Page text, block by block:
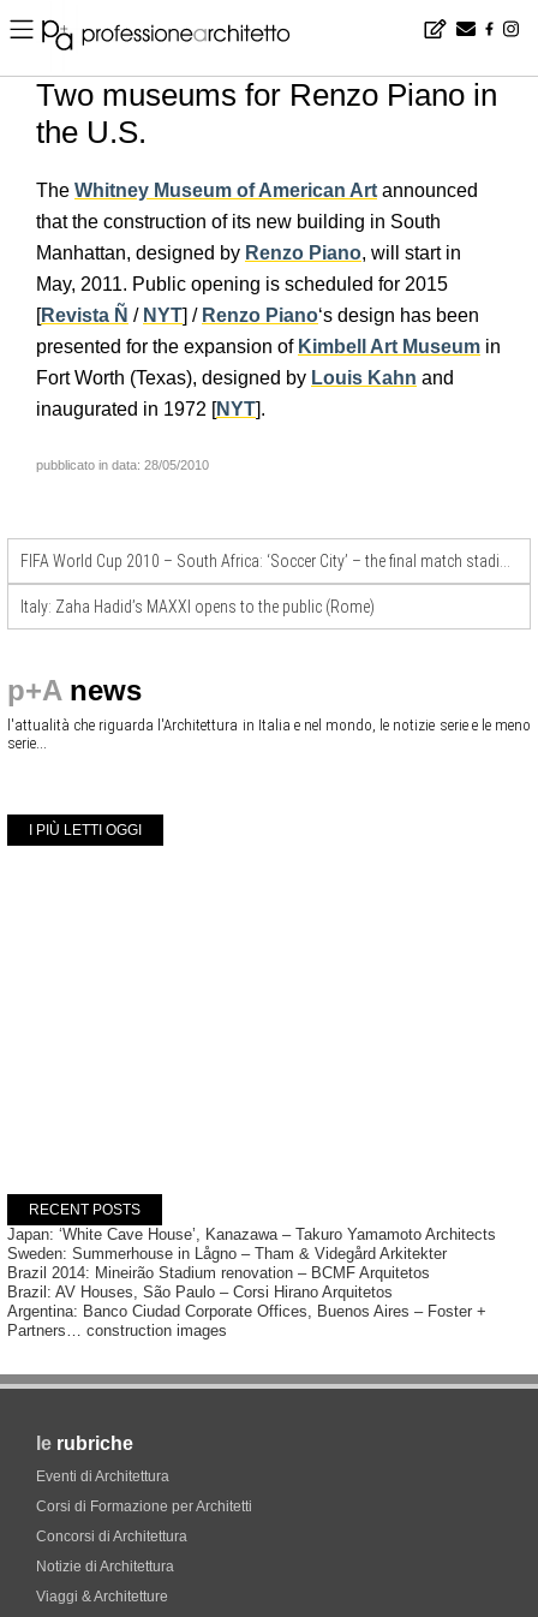
Home ▪ news ▪ en ▪ Two museums for Renzo Piano in the U.S.
Two museums for Renzo Piano in
the U.S.
The Whitney Museum of American Art announced
that the construction of its new building in South
Manhattan, designed by Renzo Piano, will start in
May, 2011. Public opening is scheduled for 2015
[Revista Ñ / NYT] / Renzo Piano‘s design has been
presented for the expansion of Kimbell Art Museum in
Fort Worth (Texas), designed by Louis Kahn and
inaugurated in 1972 [NYT].
pubblicato in data: 28/05/2010
Italy: Zaha Hadid’s MAXXI opens to the public (Rome)
p+A news
l'attualità che riguarda l'Architettura in Italia e nel mondo, le notizie serie e le meno
serie...
I PIÙ LETTI OGGI
RECENT POSTS
Japan: ‘White Cave House’, Kanazawa – Takuro Yamamoto Architects
Sweden: Summerhouse in Lågno – Tham & Videgård Arkitekter
Brazil 2014: Mineirão Stadium renovation – BCMF Arquitetos
Brazil: AV Houses, São Paulo – Corsi Hirano Arquitetos
Argentina: Banco Ciudad Corporate Offices, Buenos Aires – Foster +
Partners… construction images
le rubriche
Eventi di Architettura
Corsi di Formazione per Architetti
Concorsi di Architettura
Notizie di Architettura
Viaggi & Architetture